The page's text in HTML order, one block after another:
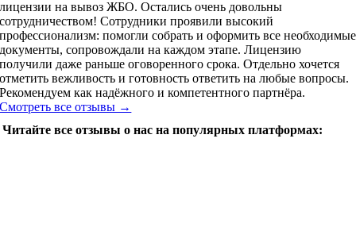
лицензии на вывоз ЖБО. Остались очень довольны
сотрудничеством! Сотрудники проявили высокий
профессионализм: помогли собрать и оформить все необходимые
документы, сопровождали на каждом этапе. Лицензию
получили даже раньше оговоренного срока. Отдельно хочется
отметить вежливость и готовность ответить на любые вопросы.
Рекомендуем как надёжного и компетентного партнёра.
Смотреть все отзывы →
Читайте все отзывы о нас на популярных платформах: